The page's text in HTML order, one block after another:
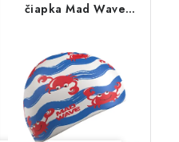
čiapka Mad Wave